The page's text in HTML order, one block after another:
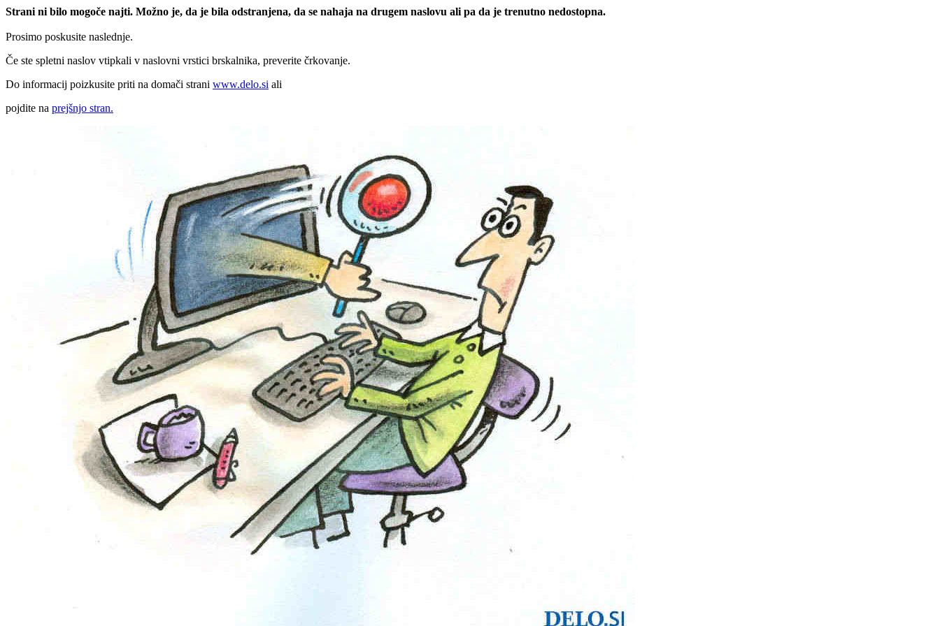
Strani ni bilo mogoče najti. Možno je, da je bila odstranjena, da se nahaja na drugem naslovu ali pa da je trenutno nedostopna.
Prosimo poskusite naslednje.
Če ste spletni naslov vtipkali v naslovni vrstici brskalnika, preverite črkovanje.
Do informacij poizkusite priti na domači strani www.delo.si ali
pojdite na prejšnjo stran.